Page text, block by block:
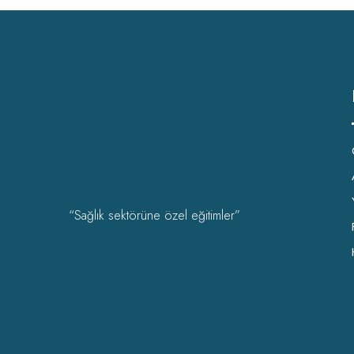
“Sağlık sektörüne özel eğitimler”